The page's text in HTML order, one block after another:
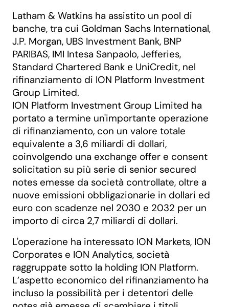
Latham & Watkins ha assistito un pool di
banche, tra cui Goldman Sachs International,
J.P. Morgan, UBS Investment Bank, BNP
PARIBAS, IMI Intesa Sanpaolo, Jefferies,
Standard Chartered Bank e UniCredit, nel
rifinanziamento di ION Platform Investment
Group Limited.
ION Platform Investment Group Limited ha
portato a termine un'importante operazione
di rifinanziamento, con un valore totale
equivalente a 3,6 miliardi di dollari,
coinvolgendo una exchange offer e consent
solicitation su più serie di senior secured
notes emesse da società controllate, oltre a
nuove emissioni obbligazionarie in dollari ed
euro con scadenze nel 2030 e 2032 per un
importo di circa 2,7 miliardi di dollari.
L'operazione ha interessato ION Markets, ION
Corporates e ION Analytics, società
raggruppate sotto la holding ION Platform.
L’aspetto economico del rifinanziamento ha
incluso la possibilità per i detentori delle